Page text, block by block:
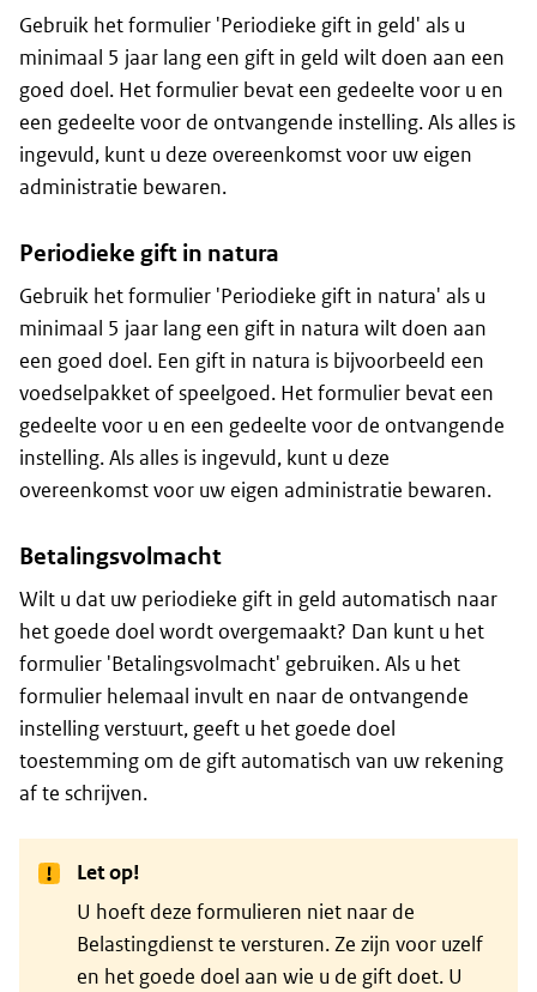
Gebruik het formulier 'Periodieke gift in geld' als u
minimaal 5 jaar lang een gift in geld wilt doen aan een
goed doel. Het formulier bevat een gedeelte voor u en
een gedeelte voor de ontvangende instelling. Als alles is
ingevuld, kunt u deze overeenkomst voor uw eigen
administratie bewaren.
Periodieke gift in natura
Gebruik het formulier 'Periodieke gift in natura' als u
minimaal 5 jaar lang een gift in natura wilt doen aan
een goed doel. Een gift in natura is bijvoorbeeld een
voedselpakket of speelgoed. Het formulier bevat een
gedeelte voor u en een gedeelte voor de ontvangende
instelling. Als alles is ingevuld, kunt u deze
overeenkomst voor uw eigen administratie bewaren.
Betalingsvolmacht
Wilt u dat uw periodieke gift in geld automatisch naar
het goede doel wordt overgemaakt? Dan kunt u het
formulier 'Betalingsvolmacht' gebruiken. Als u het
formulier helemaal invult en naar de ontvangende
instelling verstuurt, geeft u het goede doel
toestemming om de gift automatisch van uw rekening
af te schrijven.
Let op!
U hoeft deze formulieren niet naar de
Belastingdienst te versturen. Ze zijn voor uzelf
en het goede doel aan wie u de gift doet. U